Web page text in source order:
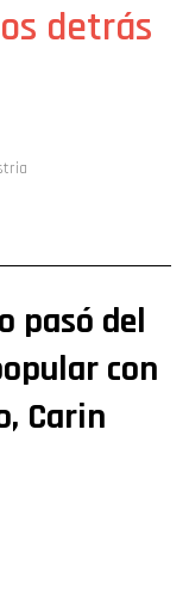
detrás
pasó del
con
Carin